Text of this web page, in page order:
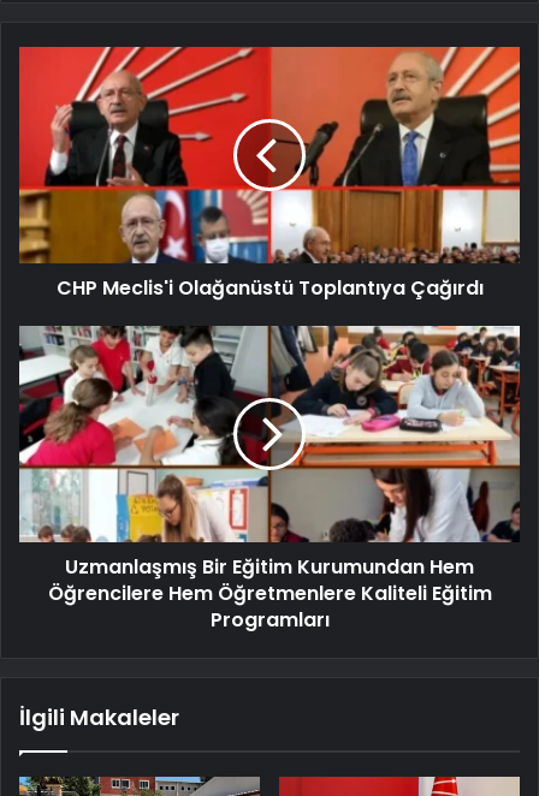
CHP Meclis'i Olağanüstü Toplantıya Çağırdı
Uzmanlaşmış Bir Eğitim Kurumundan Hem
Öğrencilere Hem Öğretmenlere Kaliteli Eğitim
Programları
İlgili Makaleler